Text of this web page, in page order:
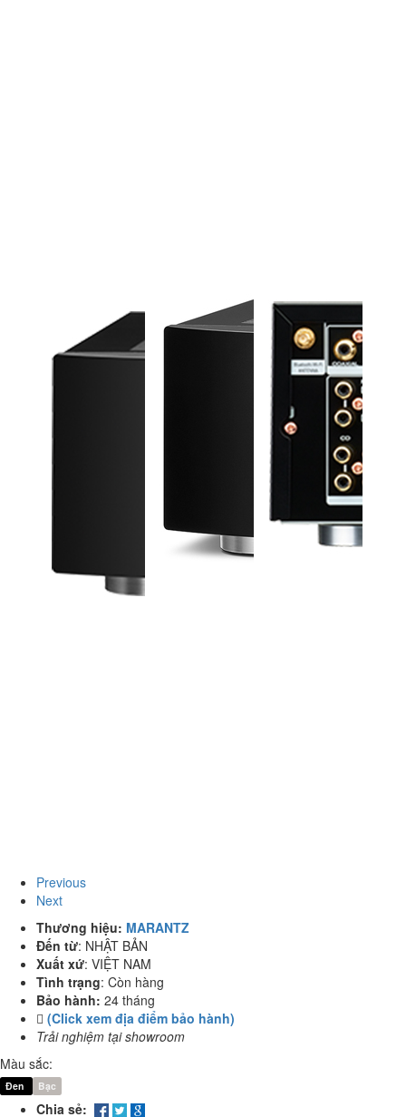
Previous
Next
Thương hiệu: MARANTZ
Đến từ: NHẬT BẢN
Xuất xứ: VIỆT NAM
Tình trạng: Còn hàng
Bảo hành: 24 tháng
(Click xem địa điểm bảo hành)
Trải nghiệm tại showroom
Màu sắc:
Đen Bạc
Chia sẻ: